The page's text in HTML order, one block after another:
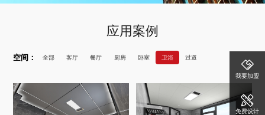
我要加盟
免费设计
应用案例
空间： 全部 客厅 餐厅 厨房 卧室 卫浴 过道